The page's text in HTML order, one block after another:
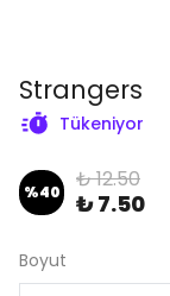
Strangers
Tükeniyor
%40 ₺ 12.50
₺ 7.50
Boyut